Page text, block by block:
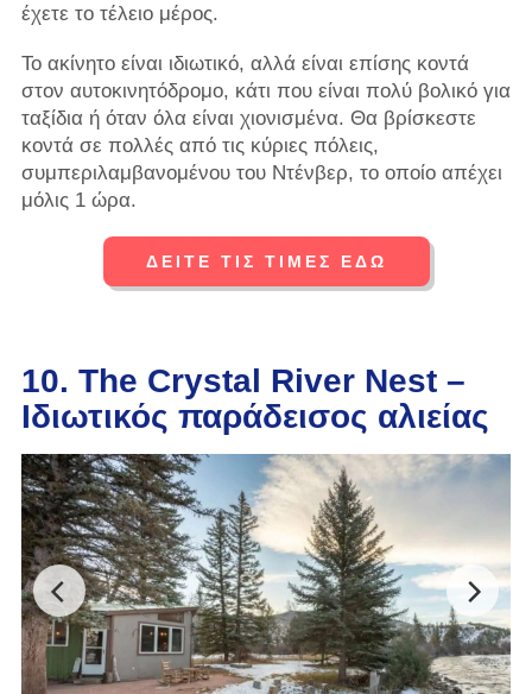
έχετε το τέλειο μέρος.
Το ακίνητο είναι ιδιωτικό, αλλά είναι επίσης κοντά
στον αυτοκινητόδρομο, κάτι που είναι πολύ βολικό για
ταξίδια ή όταν όλα είναι χιονισμένα. Θα βρίσκεστε
κοντά σε πολλές από τις κύριες πόλεις,
συμπεριλαμβανομένου του Ντένβερ, το οποίο απέχει
μόλις 1 ώρα.
ΔΕΙΤΕ ΤΙΣ ΤΙΜΕΣ ΕΔΩ
10. The Crystal River Nest –
Ιδιωτικός παράδεισος αλιείας